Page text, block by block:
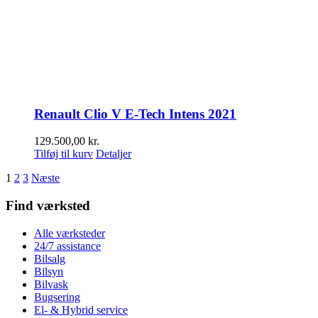
Renault Clio V E-Tech Intens 2021
129.500,00 kr.
Tilføj til kurv Detaljer
1 2 3 Næste
Find værksted
Alle værksteder
24/7 assistance
Bilsalg
Bilsyn
Bilvask
Bugsering
El- & Hybrid service